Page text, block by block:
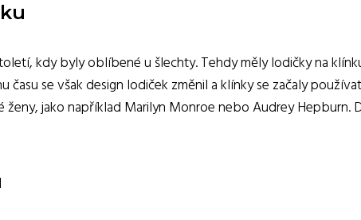
kdy byly oblíbené u šlechty. Tehdy měly lodičky na
času se však design lodiček změnil a klínky se začaly
jako například Marilyn Monroe nebo Audrey Hepburn.